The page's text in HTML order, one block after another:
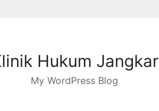
Hukum Jangkar
My WordPress Blog